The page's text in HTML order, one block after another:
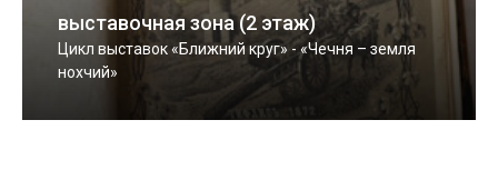
выставочная зона (2 этаж)
Цикл выставок «Ближний круг» - «Чечня – земля
нохчий»